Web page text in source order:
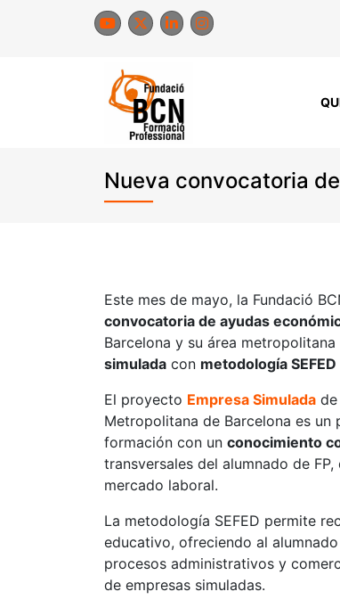
Nueva convocatoria
Este mes de mayo, la Fundació
convocatoria de ayudas
Barcelona y su área
simulada con metodología SEFED
El proyecto Empresa Simulada
Metropolitana de Barcelona es
formación con un conocimiento
transversales del alumnado de
mercado laboral.
La metodología SEFED permite
educativo, ofreciendo al
procesos administrativos y
de empresas simuladas.